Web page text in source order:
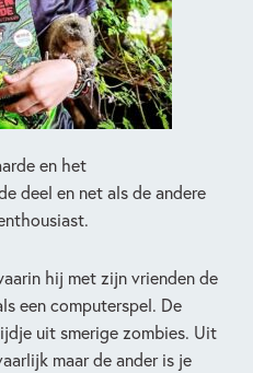
en het
deel en net als de andere
hij met zijn vrienden de
een computerspel. De
uit smerige zombies. Uit
maar de ander is je